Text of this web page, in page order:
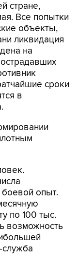
стране,
Все попытки
объекты,
ликвидация
на
сроки
в
боевой опыт.
по 100 тыс.
возможность
служба